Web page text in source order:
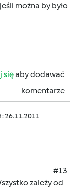
można by było
sięaby dodawać
komentarze
: 26.11.2011
#13
zależy od